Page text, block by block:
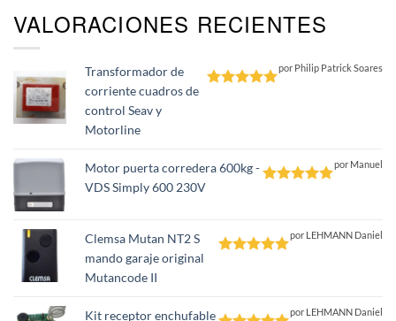
VALORACIONES RECIENTES
Transformador de
corriente cuadros de
control Seav y
Motorline
por Philip Patrick Soares
Motor puerta corredera 600kg -
VDS Simply 600 230V
por Manuel
Clemsa Mutan NT2 S
mando garaje original
Mutancode II
por LEHMANN Daniel
Kit receptor enchufable
por LEHMANN Daniel